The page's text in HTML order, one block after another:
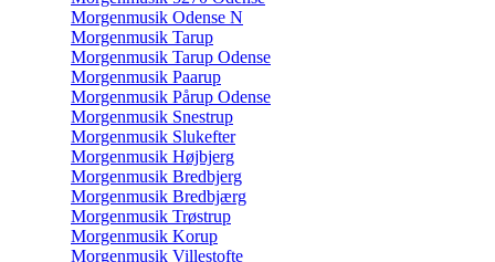
Morgenmusik Odense N
Morgenmusik Tarup
Morgenmusik Tarup Odense
Morgenmusik Paarup
Morgenmusik Pårup Odense
Morgenmusik Snestrup
Morgenmusik Slukefter
Morgenmusik Højbjerg
Morgenmusik Bredbjerg
Morgenmusik Bredbjærg
Morgenmusik Trøstrup
Morgenmusik Korup
Morgenmusik Villestofte